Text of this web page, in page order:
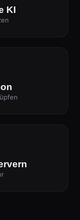
KI